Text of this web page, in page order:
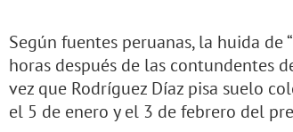
Según fuentes peruanas, la huida de
horas después de las contundentes
vez que Rodríguez Díaz pisa suelo
el 5 de enero y el 3 de febrero del